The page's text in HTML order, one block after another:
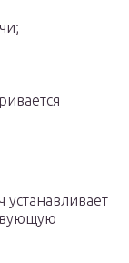
устанавливает